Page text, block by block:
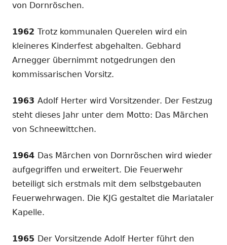
von Dornröschen.
1962 Trotz kommunalen Querelen wird ein
kleineres Kinderfest abgehalten. Gebhard
Arnegger übernimmt notgedrungen den
kommissarischen Vorsitz.
1963 Adolf Herter wird Vorsitzender. Der Festzug
steht dieses Jahr unter dem Motto: Das Märchen
von Schneewittchen.
1964 Das Märchen von Dornröschen wird wieder
aufgegriffen und erweitert. Die Feuerwehr
beteiligt sich erstmals mit dem selbstgebauten
Feuerwehrwagen. Die KJG gestaltet die Mariataler
Kapelle.
1965 Der Vorsitzende Adolf Herter führt den